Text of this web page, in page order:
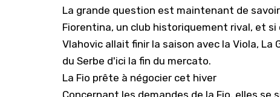
La grande question est maintenant de
Fiorentina, un club historiquement rival, et
Vlahovic allait finir la saison avec la Viola,
du Serbe d'ici la fin du mercato.
La Fio prête à négocier cet hiver
Concernant les demandes de la Fio, elles